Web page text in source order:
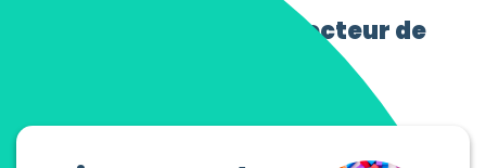
Offres d’emploi Directeur de